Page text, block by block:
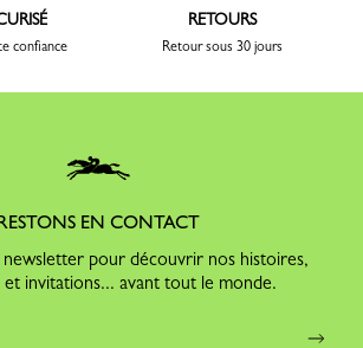
confiance
RETOURS
Retour sous 30 jours
EN CONTACT
pour découvrir nos histoires,
invitations... avant tout le monde.